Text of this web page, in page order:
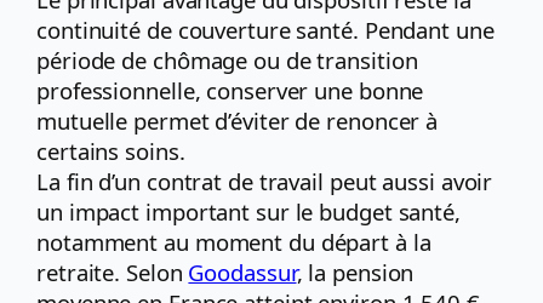
continuité de couverture santé. Pendant une
période de chômage ou de transition
professionnelle, conserver une bonne
mutuelle permet d’éviter de renoncer à
certains soins.
La fin d’un contrat de travail peut aussi avoir
un impact important sur le budget santé,
notamment au moment du départ à la
retraite. Selon Goodassur, la pension